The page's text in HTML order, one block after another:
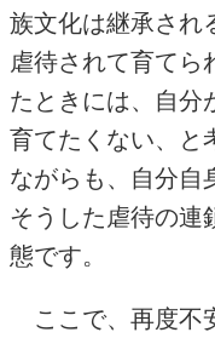
族文化は継承され
虐待されて育てら
たときには、自分
育てたくない、と
ながらも、自分自
そうした虐待の連
態です。
ここで、再度不